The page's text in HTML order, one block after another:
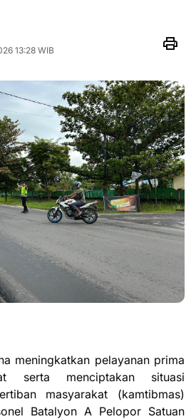
13:28 WIB
meningkatkan pelayanan prima
serta menciptakan situasi
masyarakat (kamtibmas)
Batalyon A Pelopor Satuan